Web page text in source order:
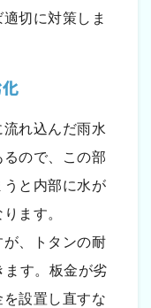
切に対策しま
れ込んだ雨水
ので、この部
と内部に水が
ます。
、トタンの耐
ます。板金が劣
設置し直すな